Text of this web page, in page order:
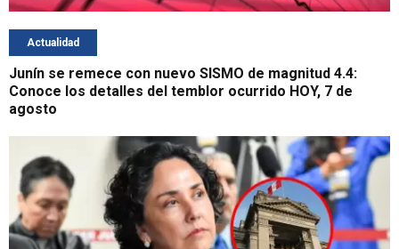
Actualidad
Junín se remece con nuevo SISMO de magnitud 4.4:
Conoce los detalles del temblor ocurrido HOY, 7 de
agosto